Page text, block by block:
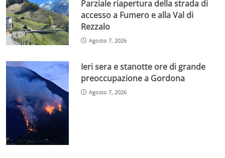
Parziale riapertura della strada di
accesso a Fumero e alla Val di
Rezzalo
Agosto 7, 2026
Ieri sera e stanotte ore di grande
preoccupazione a Gordona
Agosto 7, 2026